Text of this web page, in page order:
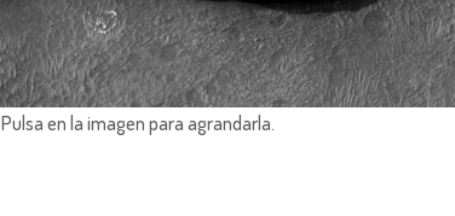
Pulsa en la imagen para agrandarla.